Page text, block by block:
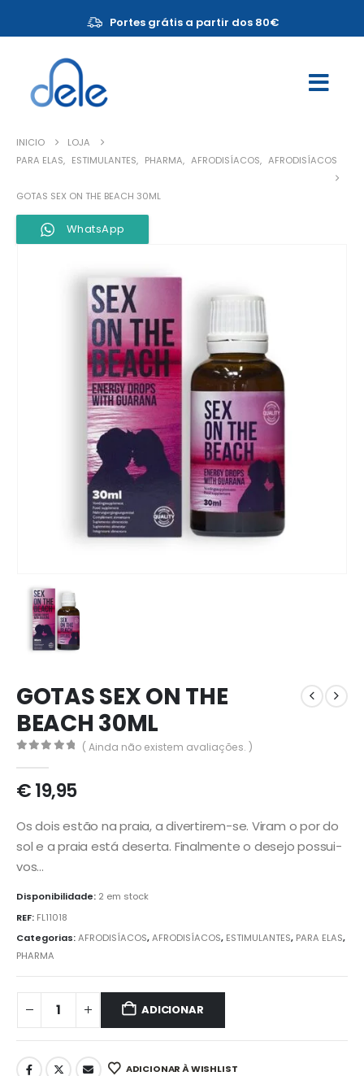
Portes grátis a partir dos 80€
INICIO
LOJA
PARA ELAS, ESTIMULANTES, PHARMA, AFRODISÍACOS, AFRODISÍACOS
GOTAS SEX ON THE BEACH 30ML
WhatsApp
GOTAS SEX ON THE
BEACH 30ML
( Ainda não existem avaliações. )
€19,95
Os dois estão na praia, a divertirem-se. Viram o por do
sol e a praia está deserta. Finalmente o desejo possui-
vos…
Disponibilidade: 2 em stock
REF: FL11018
Categorias:AFRODISÍACOS,AFRODISÍACOS, ESTIMULANTES, PARA ELAS,
PHARMA
ADICIONAR
ADICIONAR À WISHLIST